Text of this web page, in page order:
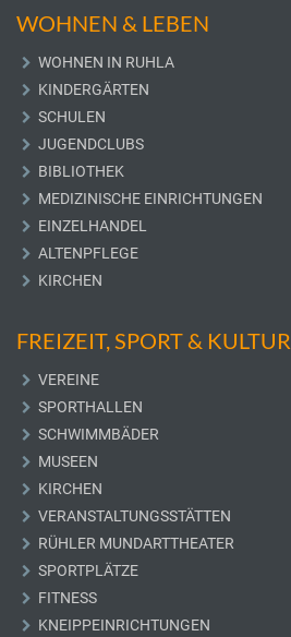
WOHNEN & LEBEN
WOHNEN IN RUHLA
KINDERGÄRTEN
SCHULEN
JUGENDCLUBS
BIBLIOTHEK
MEDIZINISCHE EINRICHTUNGEN
EINZELHANDEL
ALTENPFLEGE
KIRCHEN
FREIZEIT, SPORT & KULTUR
VEREINE
SPORTHALLEN
SCHWIMMBÄDER
MUSEEN
KIRCHEN
VERANSTALTUNGSSTÄTTEN
RÜHLER MUNDARTTHEATER
SPORTPLÄTZE
FITNESS
KNEIPPEINRICHTUNGEN